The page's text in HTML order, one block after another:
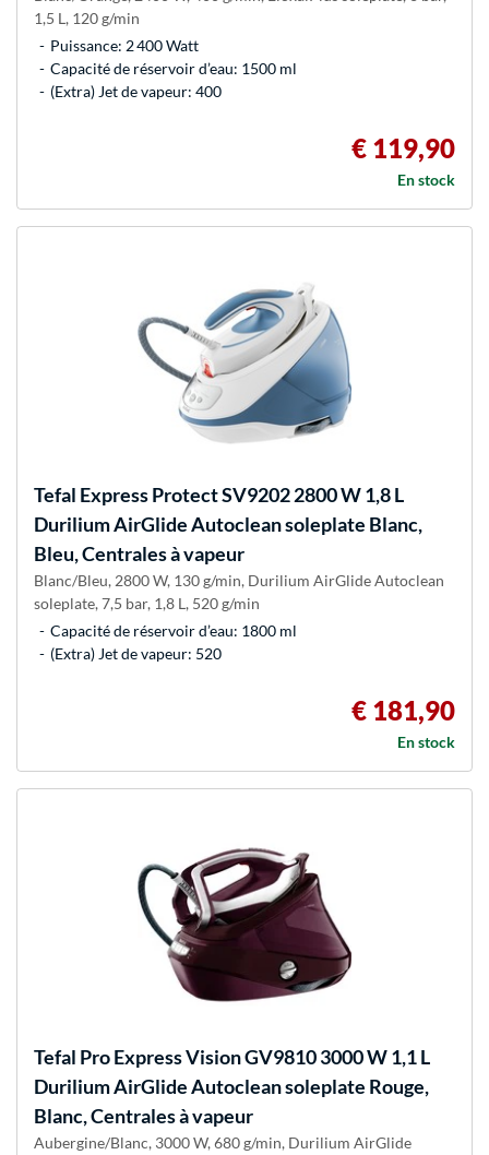
1,5 L, 120 g/min
Puissance: 2 400 Watt
Capacité de réservoir d’eau: 1500 ml
(Extra) Jet de vapeur: 400
€ 119,90
En stock
Tefal Express Protect SV9202 2800 W 1,8 L
Durilium AirGlide Autoclean soleplate Blanc,
Bleu, Centrales à vapeur
Blanc/Bleu, 2800 W, 130 g/min, Durilium AirGlide Autoclean
soleplate, 7,5 bar, 1,8 L, 520 g/min
Capacité de réservoir d’eau: 1800 ml
(Extra) Jet de vapeur: 520
€ 181,90
En stock
Tefal Pro Express Vision GV9810 3000 W 1,1 L
Durilium AirGlide Autoclean soleplate Rouge,
Blanc, Centrales à vapeur
Aubergine/Blanc, 3000 W, 680 g/min, Durilium AirGlide